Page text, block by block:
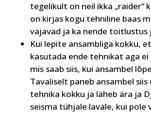
tegelikult on neil ikka „raider“
on kirjas kogu tehniline baas
vajavad ja ka nende toitlustus
Kui lepite ansambliga kokku,
kasutada ende tehnikat aga
mis saab siis, kui ansambel
Tavaliselt paneb ansambel siis
tehnika kokku ja läheb ära ja
seisma tühjale lavale, kui pole